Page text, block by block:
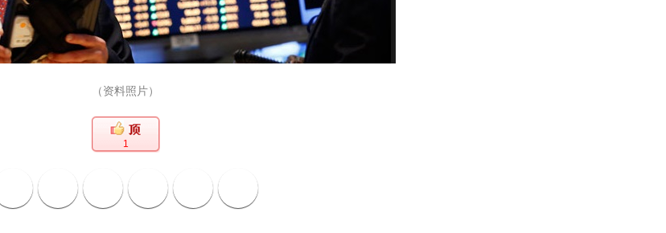
（资料照片）
1